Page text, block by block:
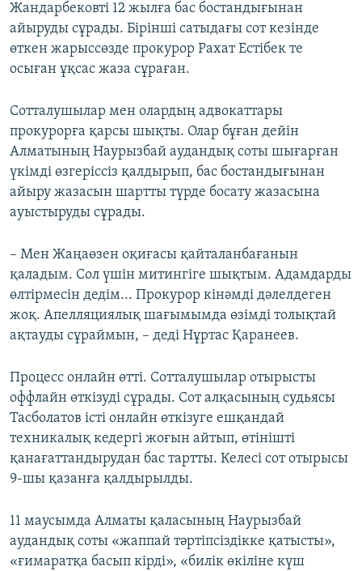
Жандарбековті 12 жылға бас бостандығынан
айыруды сұрады. Бірінші сатыдағы сот кезінде
өткен жарыссөзде прокурор Рахат Естібек те
осыған ұқсас жаза сұраған.
Сотталушылар мен олардың адвокаттары
прокурорға қарсы шықты. Олар бұған дейін
Алматының Наурызбай аудандық соты шығарған
үкімді өзгеріссіз қалдырып, бас бостандығынан
айыру жазасын шартты түрде босату жазасына
ауыстыруды сұрады.
– Мен Жаңаөзен оқиғасы қайталанбағанын
қаладым. Сол үшін митингіге шықтым. Адамдарды
өлтірмесін дедім... Прокурор кінәмді дәлелдеген
жоқ. Апелляциялық шағымымда өзімді толықтай
ақтауды сұраймын, – деді Нұртас Қаранеев.
Процесс онлайн өтті. Сотталушылар отырысты
оффлайн өткізуді сұрады. Сот алқасының судьясы
Тасболатов істі онлайн өткізуге ешқандай
техникалық кедергі жоғын айтып, өтінішті
қанағаттандырудан бас тартты. Келесі сот отырысы
9-шы қазанға қалдырылды.
11 маусымда Алматы қаласының Наурызбай
аудандық соты «жаппай тәртіпсіздікке қатысты»,
«ғимаратқа басып кірді», «билік өкіліне күш